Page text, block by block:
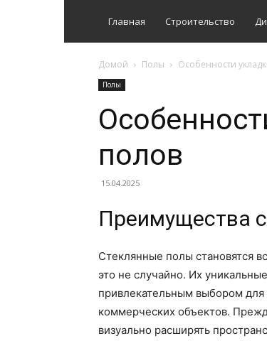
Главная Строительство
Домой Полы Особенности
Полы
полов
15.04.2025
Преимущества
Стеклянные полы становятся
это не случайно. Их
привлекательным выбором
коммерческих объектов.
визуально расширять